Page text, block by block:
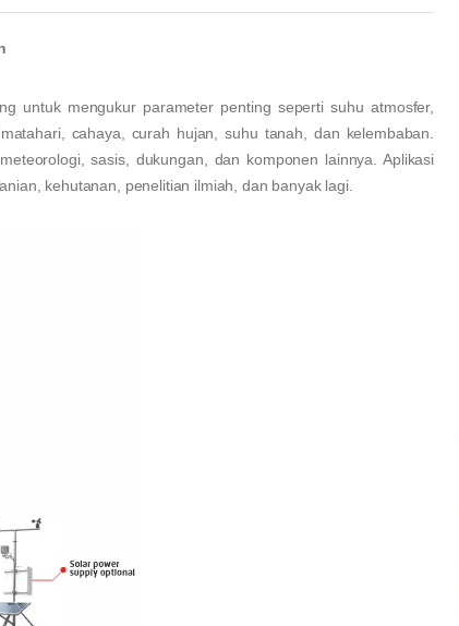
untuk mengukur parameter penting seperti suhu atmosfer,
cahaya, curah hujan, suhu tanah, dan kelembaban.
sasis, dukungan, dan komponen lainnya. Aplikasi
kehutanan, penelitian ilmiah, dan banyak lagi.